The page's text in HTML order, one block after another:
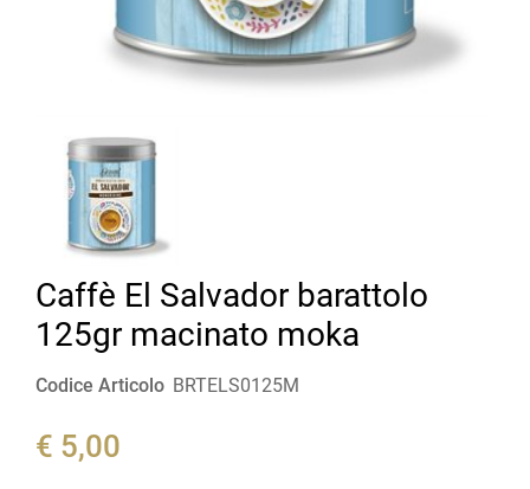
Caffè El Salvador barattolo
125gr macinato moka
Codice Articolo BRTELS0125M
€ 5,00